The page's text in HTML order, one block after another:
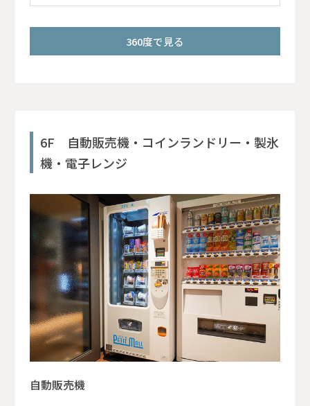
360度で見る
6F 自動販売機・コインランドリー・製氷
機・電子レンジ
自動販売機